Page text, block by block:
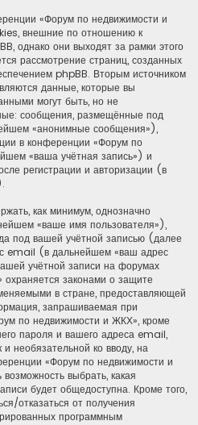
«Форум по недвижимости и
внешние по отношению к
однако они выходят за рамки этого
рассмотрение страниц, созданных
phpBB. Вторым источником
данные, которые вы
могут быть, но не
сообщения, размещённые под
«анонимные сообщения»),
в конференции «Форум по
«ваша учётная запись») и
регистрации и авторизации (в
как минимум, однозначно
«ваше имя пользователя»),
под вашей учётной записью (далее
email (в дальнейшем «ваш адрес
учётной записи на форумах
законами о защите
в стране, предоставляющей
запрашиваемая при
по недвижимости и ЖКХ», кроме
пароля и вашего адреса email,
необязательной ко вводу, на
«Форум по недвижимости и
выбрать, какая
будет общедоступна. Кроме того,
отказаться от получения
программным